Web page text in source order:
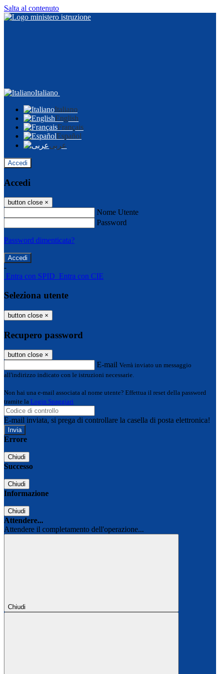
Salta al contenuto
Italiano
Italiano
English
Français
Español
عربى
Accedi
Accedi
button close ×
Nome Utente
Password
Password dimenticata?
-
Entra con SPID Entra con CIE
Seleziona utente
button close ×
Recupero password
button close ×
E-mail Verrà inviato un messaggio
all'indirizzo indicato con le istruzioni necessarie.
Non hai una e-mail associata al nome utente? Effettua il reset della password
tramite la Login Spaggiari
E-mail inviata, si prega di controllare la casella di posta elettronica!
Errore
Chiudi
Successo
Chiudi
Informazione
Chiudi
Attendere...
Attendere il completamento dell'operazione...
Chiudi